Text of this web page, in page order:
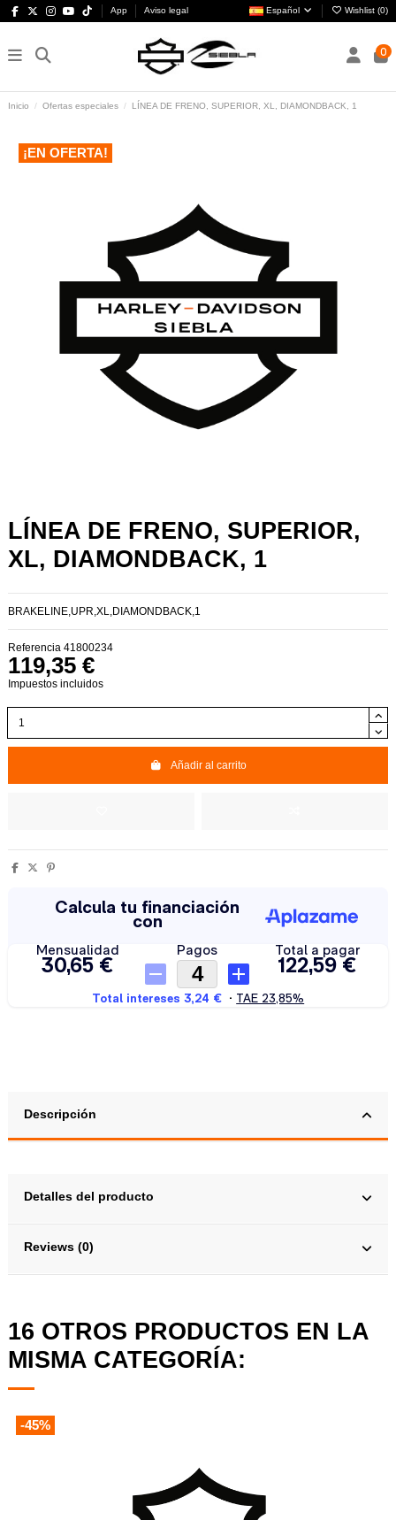
App Aviso legal Español Wishlist (0)
0
Inicio Ofertas especiales LÍNEA DE FRENO, SUPERIOR, XL, DIAMONDBACK, 1
¡EN OFERTA!
LÍNEA DE FRENO, SUPERIOR,
XL, DIAMONDBACK, 1
BRAKELINE,UPR,XL,DIAMONDBACK,1
Referencia 41800234
119,35 €
Impuestos incluidos
Añadir al carrito
Descripción
Detalles del producto
Reviews (0)
16 OTROS PRODUCTOS EN LA
MISMA CATEGORÍA:
-45%